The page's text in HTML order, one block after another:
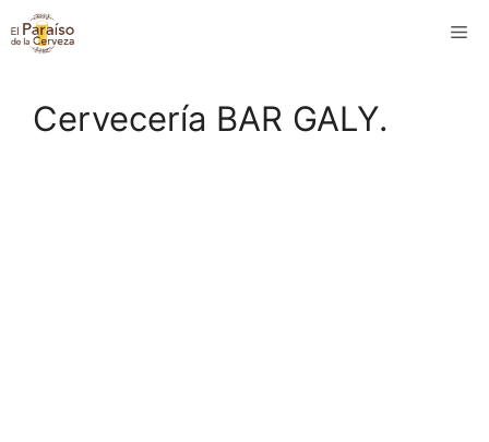
Saltar
al
Cervecería BAR GALY.